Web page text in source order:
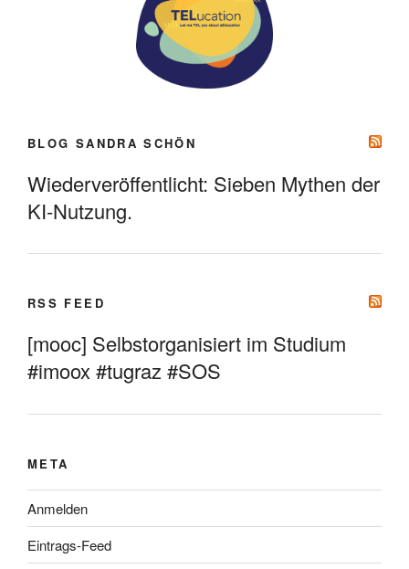
BLOG SANDRA SCHÖN
Wiederveröffentlicht: Sieben Mythen der
KI-Nutzung.
RSS FEED
[mooc] Selbstorganisiert im Studium
#imoox #tugraz #SOS
META
Anmelden
Eintrags-Feed